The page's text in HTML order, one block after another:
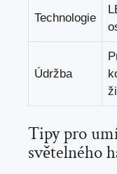
Technologie
Údržba
Tipy pro
světelného